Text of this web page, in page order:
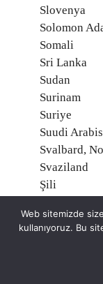
Slovenya
Solomon
Somali
Sri Lanka
Sudan
Surinam
Suriye
Suudi
Svalbard,
Svaziland
Şili
Tanzanya
Tayland
Web sitemizde
kullanıyoruz. Bu